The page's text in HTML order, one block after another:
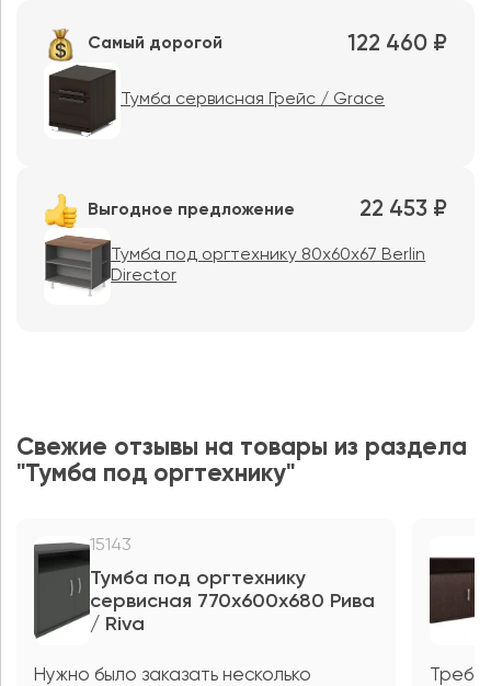
Самый дорогой 122 460 ₽
Тумба сервисная Грейс / Grace
Выгодное предложение 22 453 ₽
Тумба под оргтехнику 80х60х67 Berlin
Director
Свежие отзывы на товары из раздела
"Тумба под оргтехнику"
15143
Тумба под оргтехнику
сервисная 770x600x680 Рива
/ Riva
Нужно было заказать несколько